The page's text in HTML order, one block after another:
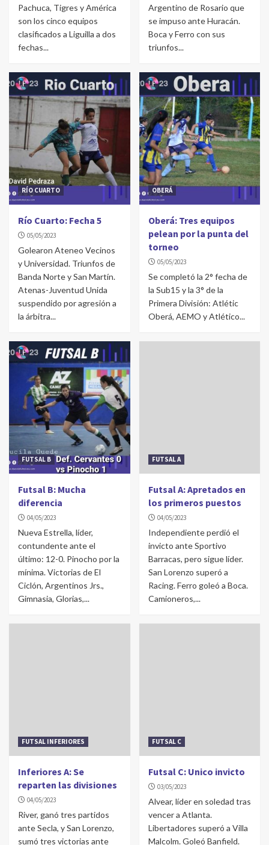
Pachuca, Tigres y América
son los cinco equipos
clasificados a Liguilla a dos
fechas...
Argentino de Rosario que
se impuso ante Huracán.
Boca y Ferro con sus
triunfos...
RÍO CUARTO
Río Cuarto: Fecha 5
05/05/2023
Golearon Ateneo Vecinos
y Universidad. Triunfos de
Banda Norte y San Martín.
Atenas-Juventud Unida
suspendido por agresión a
la árbitra...
OBERÁ
Oberá: Tres equipos
pelean por la punta del
torneo
05/05/2023
Se completó la 2° fecha de
la Sub15 y la 3° de la
Primera División: Atlétic
Oberá, AEMO y Atlético...
FUTSAL B
Futsal B: Mucha
diferencia
04/05/2023
Nueva Estrella, líder,
contundente ante el
último: 12-0. Pinocho por la
mínima. Victorias de El
Ciclón, Argentinos Jrs.,
Gimnasia, Glorias,...
FUTSAL A
Futsal A: Apretados en
los primeros puestos
04/05/2023
Independiente perdió el
invicto ante Sportivo
Barracas, pero sigue líder.
San Lorenzo superó a
Racing. Ferro goleó a Boca.
Camioneros,...
FUTSAL INFERIORES
Inferiores A: Se
reparten las divisiones
04/05/2023
River, ganó tres partidos
ante Secla, y San Lorenzo,
sumó tres victorias ante
FUTSAL C
Futsal C: Unico invicto
03/05/2023
Alvear, líder en soledad tras
vencer a Atlanta.
Libertadores superó a Villa
Malcolm. Goleó Banfield.